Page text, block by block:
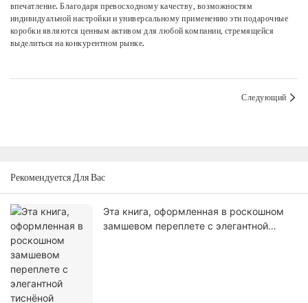
впечатление. Благодаря превосходному качеству, возможностям
индивидуальной настройки и универсальному применению эти подарочные
коробки являются ценным активом для любой компании, стремящейся
выделиться на конкурентном рынке.
Следующий
Рекомендуется Для Вас
Эта книга, оформленная в роскошном
замшевом переплете с элегантной